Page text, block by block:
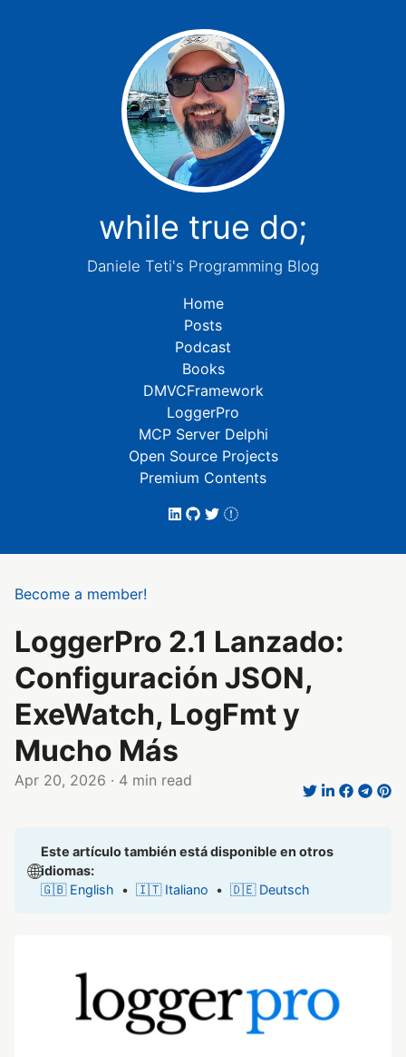
while true do;
Daniele Teti's Programming Blog
Home
Posts
Podcast
Books
DMVCFramework
LoggerPro
MCP Server Delphi
Open Source Projects
Premium Contents
Become a member!
LoggerPro 2.1 Lanzado:
Configuración JSON,
ExeWatch, LogFmt y
Mucho Más
Apr 20, 2026 · 4 min read
🌐
Este artículo también está disponible en otros
idiomas:
🇬🇧 English • 🇮🇹 Italiano • 🇩🇪 Deutsch